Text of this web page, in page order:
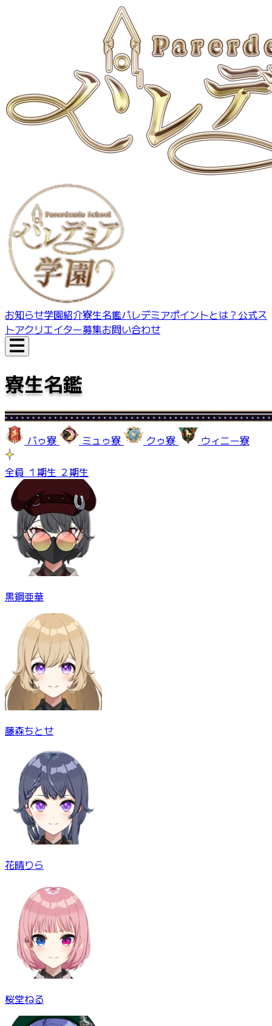
お知らせ学園紹介寮生名鑑パレデミアポイントとは？ 公式ス
トアクリエイター募集お問い合わせ
寮生名鑑
バゥ寮 ミュゥ寮 クゥ寮 ウィニー寮
全員 １期生 ２期生
黒鋼亜華
藤森ちとせ
花晴りら
桜堂ねる